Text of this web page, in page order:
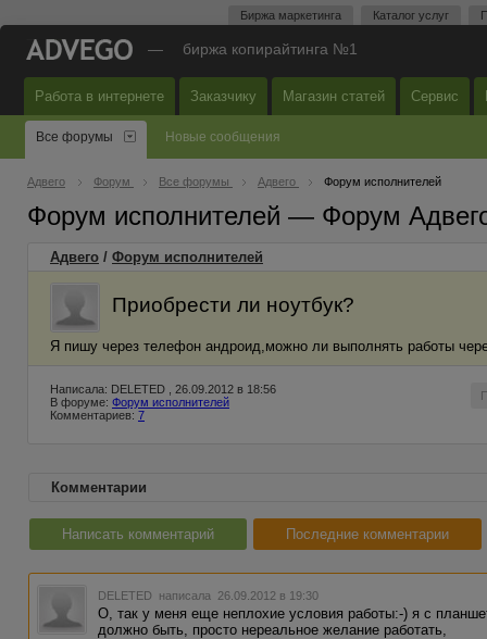
Биржа маркетинга Каталог услуг
— биржа копирайтинга №1
Работа в интернете Заказчику Магазин статей Сервис
Все форумы Новые сообщения
Адвего Форум Все форумы Адвего Форум исполнителей
Форум исполнителей — Форум
Адвего / Форум исполнителей
Приобрести ли ноутбук?
Я пишу через телефон андроид,можно ли выполнять работы
Написала: DELETED , 26.09.2012 в 18:56
В форуме: Форум исполнителей
Комментариев: 7
Комментарии
Написать комментарий Последние комментарии
DELETED написала 26.09.2012 в 19:30
О, так у меня еще неплохие условия работы:-) я с
должно быть, просто нереальное желание работать,